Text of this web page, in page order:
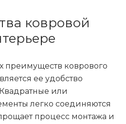
ковровой
коврового
ее удобство
или
легко соединяются
процесс монтажа и